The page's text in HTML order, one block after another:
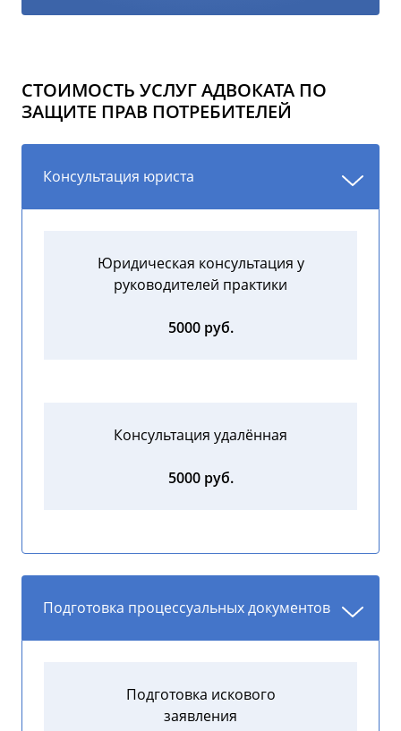
СТОИМОСТЬ УСЛУГ АДВОКАТА ПО
ЗАЩИТЕ ПРАВ ПОТРЕБИТЕЛЕЙ
Консультация юриста
Юридическая консультация у
руководителей практики
5000 руб.
Консультация удалённая
5000 руб.
Подготовка процессуальных документов
Подготовка искового
заявления